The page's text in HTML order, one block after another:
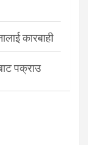
कारबाही
पक्राउ